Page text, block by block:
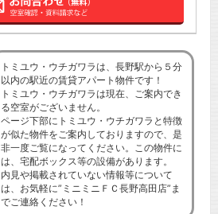
トミユウ・ウチガワラは、長野駅から５分
以内の駅近の賃貸アパート物件です！
トミユウ・ウチガワラは現在、ご案内でき
る空室がございません。
ページ下部にトミユウ・ウチガワラと特徴
が似た物件をご案内しておりますので、是
非一度ご覧になってください。この物件に
は、宅配ボックス等の設備があります。
内見や掲載されていない情報等について
は、お気軽に”ミニミニＦＣ長野高田店”ま
でご連絡ください！